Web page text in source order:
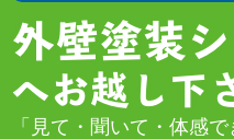
外壁塗装
へお越し下
「見て・聞いて・体感で